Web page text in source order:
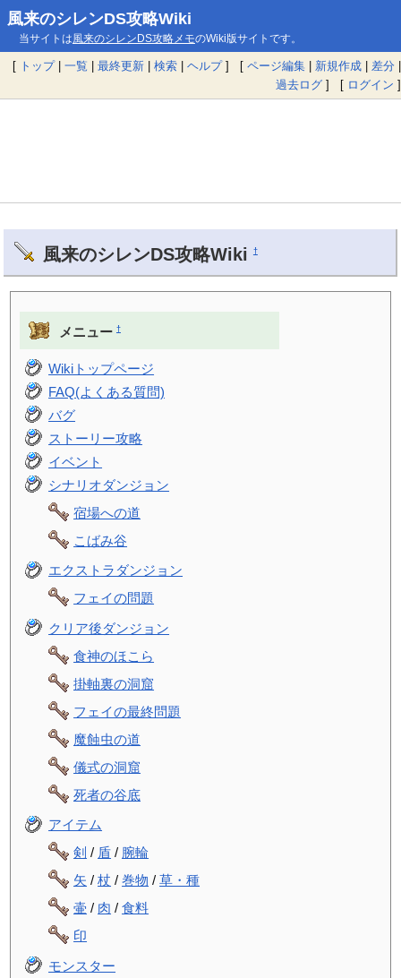
風来のシレンDS攻略Wiki
当サイトは風来のシレンDS攻略メモのWiki版サイトです。
[ トップ| 一覧 | 最終更新 | 検索 | ヘルプ] [ ページ編集 | 新規作成 | 差分 |
過去ログ ] [ ログイン ]
風来のシレンDS攻略Wiki †
メニュー †
Wikiトップページ
FAQ(よくある質問)
バグ
ストーリー攻略
イベント
シナリオダンジョン
宿場への道
こばみ谷
エクストラダンジョン
フェイの問題
クリア後ダンジョン
食神のほこら
掛軸裏の洞窟
フェイの最終問題
魔蝕虫の道
儀式の洞窟
死者の谷底
アイテム
剣 / 盾 / 腕輪
矢 /杖 /巻物 /草・種
壷 / 肉 /食料
印
モンスター